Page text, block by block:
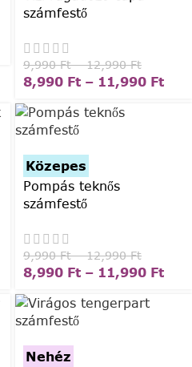
számfestő
9,990Ft – 12,990Ft
8,990 Ft – 11,990 Ft
Közepes
Pompás teknős
számfestő
9,990Ft – 12,990Ft
8,990 Ft – 11,990 Ft
Nehéz